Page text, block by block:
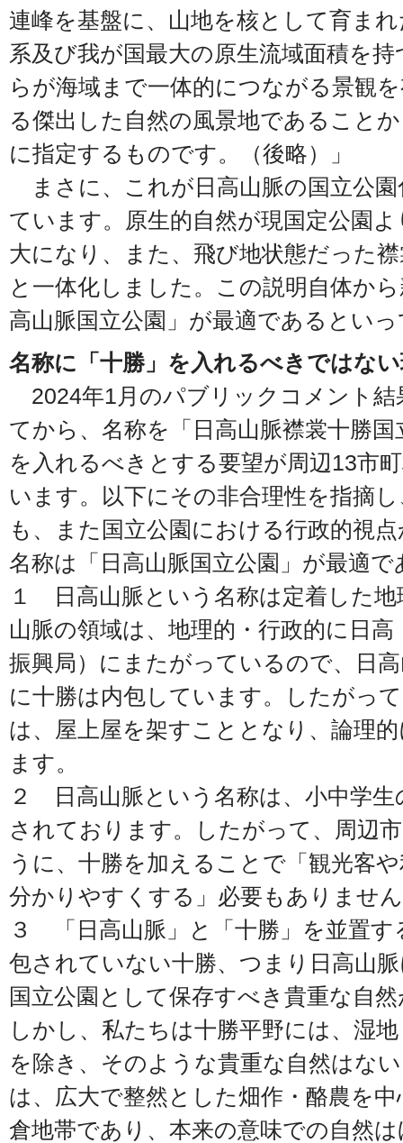
連峰を基盤に、山地を核として育ま
系及び我が国最大の原生流域面積を
らが海域まで一体的につながる景観
る傑出した自然の風景地であること
に指定するものです。（後略）」
まさに、これが日高山脈の国立公
ています。原生的自然が現国定公園
大になり、また、飛び地状態だった
と一体化しました。この説明自体か
高山脈国立公園」が最適であるとい
名称に「十勝」を入れるべきではな
2024年1月のパブリックコメント結
てから、名称を「日高山脈襟裳十勝
を入れるべきとする要望が周辺13市
います。以下にその非合理性を指摘
も、また国立公園における行政的視
名称は「日高山脈国立公園」が最適
１ 日高山脈という名称は定着した地
山脈の領域は、地理的・行政的に日
振興局）にまたがっているので、日
に十勝は内包しています。したがっ
は、屋上屋を架すこととなり、論理
ます。
２ 日高山脈という名称は、小中学生
されております。したがって、周辺
うに、十勝を加えることで「観光客
分かりやすくする」必要もありませ
３ 「日高山脈」と「十勝」を並置す
包されていない十勝、つまり日高山
国立公園として保存すべき貴重な自
しかし、私たちは十勝平野には、湿
を除き、そのような貴重な自然はな
は、広大で整然とした畑作・酪農を
倉地帯であり、本来の意味での自然